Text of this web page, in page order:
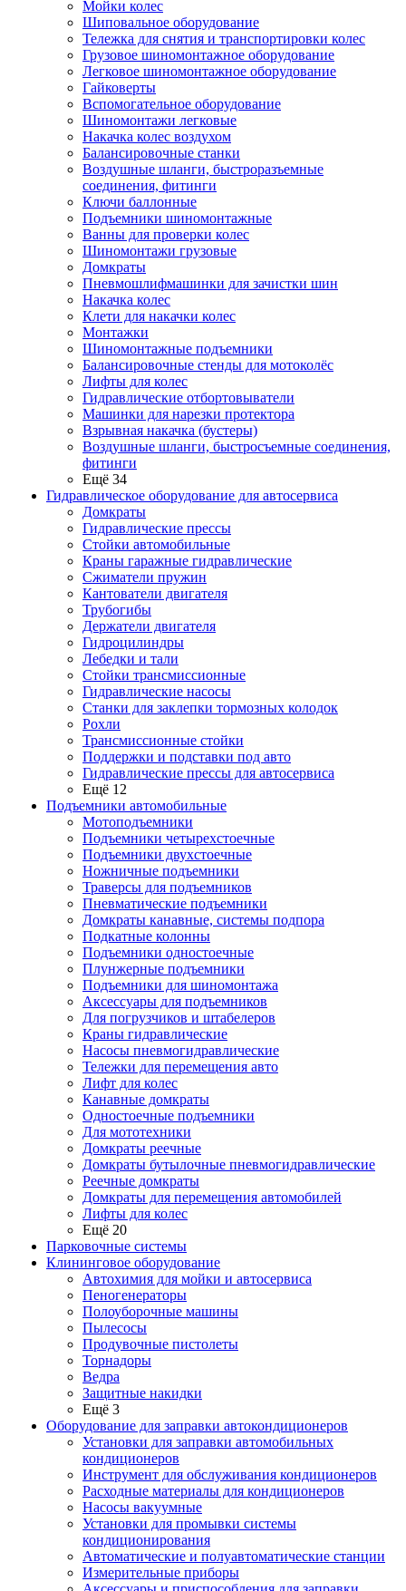
Мойки колес
Шиповальное оборудование
Тележка для снятия и транспортировки колес
Грузовое шиномонтажное оборудование
Легковое шиномонтажное оборудование
Гайковерты
Вспомогательное оборудование
Шиномонтажи легковые
Накачка колес воздухом
Балансировочные станки
Воздушные шланги, быстроразъемные
соединения, фитинги
Ключи баллонные
Подъемники шиномонтажные
Ванны для проверки колес
Шиномонтажи грузовые
Домкраты
Пневмошлифмашинки для зачистки шин
Накачка колес
Клети для накачки колес
Монтажки
Шиномонтажные подъемники
Балансировочные стенды для мотоколёс
Лифты для колес
Гидравлические отбортовыватели
Машинки для нарезки протектора
Взрывная накачка (бустеры)
Воздушные шланги, быстросъемные соединения,
фитинги
Ещё 34
Гидравлическое оборудование для автосервиса
Домкраты
Гидравлические прессы
Стойки автомобильные
Краны гаражные гидравлические
Сжиматели пружин
Кантователи двигателя
Трубогибы
Держатели двигателя
Гидроцилиндры
Лебедки и тали
Стойки трансмиссионные
Гидравлические насосы
Cтанки для заклепки тормозных колодок
Рохли
Трансмиссионные стойки
Поддержки и подставки под авто
Гидравлические прессы для автосервиса
Ещё 12
Подъемники автомобильные
Мотоподъемники
Подъемники четырехстоечные
Подъемники двухстоечные
Ножничные подъемники
Траверсы для подъемников
Пневматические подъемники
Домкраты канавные, системы подпора
Подкатные колонны
Подъемники одностоечные
Плунжерные подъемники
Подъемники для шиномонтажа
Аксессуары для подъемников
Для погрузчиков и штабелеров
Краны гидравлические
Насосы пневмогидравлические
Тележки для перемещения авто
Лифт для колес
Канавные домкраты
Одностоечные подъемники
Для мототехники
Домкраты реечные
Домкраты бутылочные пневмогидравлические
Реечные домкраты
Домкраты для перемещения автомобилей
Лифты для колес
Ещё 20
Парковочные системы
Клининговое оборудование
Автохимия для мойки и автосервиса
Пеногенераторы
Полоуборочные машины
Пылесосы
Продувочные пистолеты
Торнадоры
Ведра
Защитные накидки
Ещё 3
Оборудование для заправки автокондиционеров
Установки для заправки автомобильных
кондиционеров
Инструмент для обслуживания кондиционеров
Расходные материалы для кондиционеров
Насосы вакуумные
Установки для промывки системы
кондиционирования
Автоматические и полуавтоматические станции
Измерительные приборы